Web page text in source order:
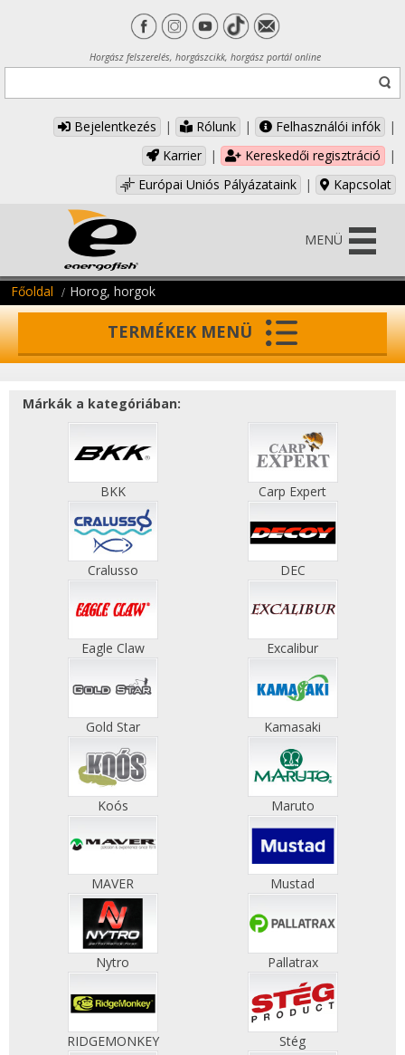
Horgász felszerelés, horgászcikk, horgász portál online
Bejelentkezés | Rólunk | Felhasználói infók
|
Karrier
| Kereskedői regisztráció
|
Európai Uniós Pályázataink
| Kapcsolat
MENÜ
Főoldal Horog, horgok
TERMÉKEK MENÜ
Márkák a kategóriában:
BKK Carp Expert
Cralusso DEC
Eagle Claw Excalibur
Gold Star Kamasaki
Koós Maruto
MAVER Mustad
Nytro Pallatrax
RIDGEMONKEY Stég